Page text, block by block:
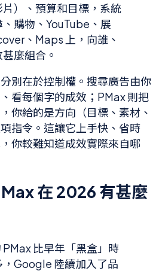
片）、預算和目標，系統
購物、YouTube、展
、Maps 上，向誰、
麼組合。
別在於控制權。搜尋廣告由你
看每個字的成效；PMax 則把
你給的是方向（目標、素材、
指令。這讓它上手快、省時
你較難知道成效實際來自哪
在 2026 有甚麼
比早年「黑盒」時
Google 陸續加入了品